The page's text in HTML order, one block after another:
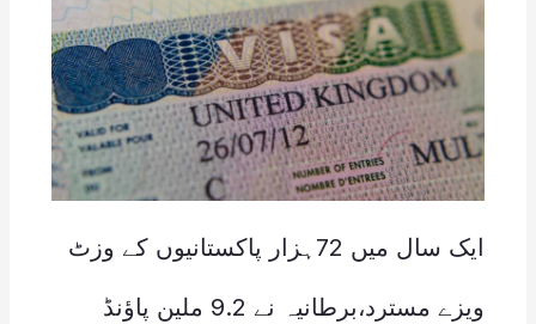
ایک سال میں 72ہزار پاکستانیوں کے وزٹ
ویزے مسترد،برطانیہ نے 9.2 ملین پاؤنڈ